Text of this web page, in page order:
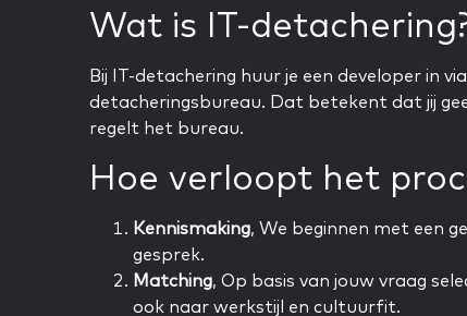
Wat is IT-
Bij IT-detachering huur je een developer in
detacheringsbureau. Dat betekent dat jij
regelt het bureau.
Hoe verloopt het
Kennismaking, We beginnen met een
gesprek.
Matching, Op basis van jouw vraag
ook naar werkstijl en cultuurfit.